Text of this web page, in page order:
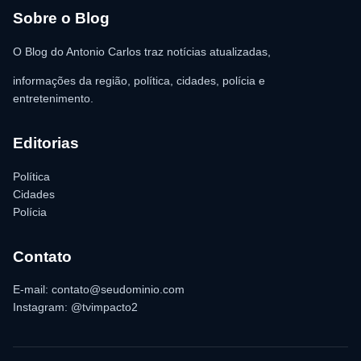
para as providências legais.
Sobre o Blog
O Blog do Antonio Carlos traz notícias atualizadas,
informações da região, política, cidades, polícia e
entretenimento.
Editorias
Política
Cidades
Polícia
Contato
E-mail: contato@seudominio.com
Instagram: @tvimpacto2